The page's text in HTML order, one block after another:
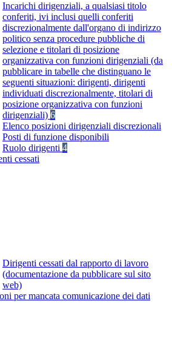
Incarichi dirigenziali, a qualsiasi titolo
conferiti, ivi inclusi quelli conferiti
discrezionalmente dall'organo di indirizzo
politico senza procedure pubbliche di
selezione e titolari di posizione
organizzativa con funzioni dirigenziali (da
pubblicare in tabelle che distinguano le
seguenti situazioni: dirigenti, dirigenti
individuati discrezionalmente, titolari di
posizione organizzativa con funzioni
dirigenziali) 6
Elenco posizioni dirigenziali discrezionali
Posti di funzione disponibili
Ruolo dirigenti 4
cessati
Dirigenti cessati dal rapporto di lavoro
(documentazione da pubblicare sul sito
web)
per mancata comunicazione dei dati